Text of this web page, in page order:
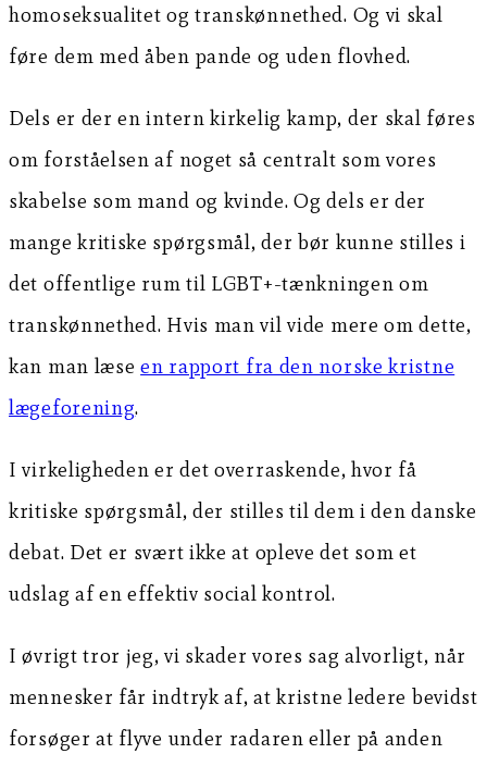
homoseksualitet og transkønnethed. Og vi skal
føre dem med åben pande og uden flovhed.
Dels er der en intern kirkelig kamp, der skal føres
om forståelsen af noget så centralt som vores
skabelse som mand og kvinde. Og dels er der
mange kritiske spørgsmål, der bør kunne stilles i
det offentlige rum til LGBT+-tænkningen om
transkønnethed. Hvis man vil vide mere om dette,
kan man læseen rapport fra den norske kristne
lægeforening.
I virkeligheden er det overraskende, hvor få
kritiske spørgsmål, der stilles til dem i den danske
debat. Det er svært ikke at opleve det som et
udslag af en effektiv social kontrol.
I øvrigt tror jeg, vi skader vores sag alvorligt, når
mennesker får indtryk af, at kristne ledere bevidst
forsøger at flyve under radaren eller på anden